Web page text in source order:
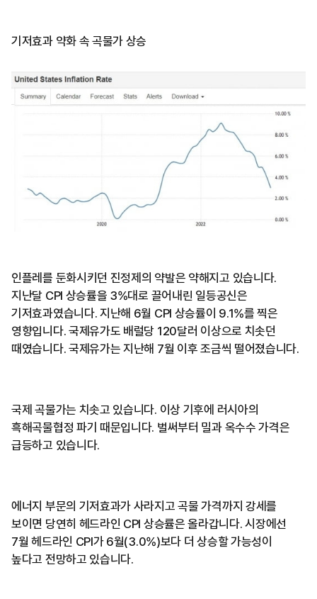
기저효과 약화 속 곡물가 상승
인플레를 둔화시키던 진정제의 약발은 약해지고 있습니다.
지난달 CPI 상승률을 3%대로 끌어내린 일등공신은
기저효과였습니다. 지난해 6월 CPI 상승률이 9.1%를 찍은
영향입니다. 국제유가도 배럴당 120달러 이상으로 치솟던
때였습니다. 국제유가는 지난해 7월 이후 조금씩 떨어졌습니다.
국제 곡물가는 치솟고 있습니다. 이상 기후에 러시아의
흑해곡물협정 파기 때문입니다. 벌써부터 밀과 옥수수 가격은
급등하고 있습니다.
에너지 부문의 기저효과가 사라지고 곡물 가격까지 강세를
보이면 당연히 헤드라인 CPI 상승률은 올라갑니다. 시장에선
7월 헤드라인 CPI가 6월(3.0%)보다 더 상승할 가능성이
높다고 전망하고 있습니다.